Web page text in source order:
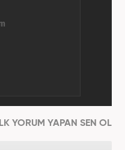
İLK YORUM YAPAN SEN OL